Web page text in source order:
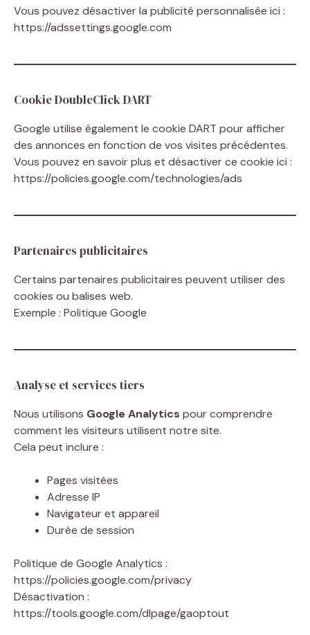
Vous pouvez désactiver la publicité personnalisée ici :
https://adssettings.google.com
Cookie DoubleClick DART
Google utilise également le cookie DART pour afficher
des annonces en fonction de vos visites précédentes.
Vous pouvez en savoir plus et désactiver ce cookie ici :
https://policies.google.com/technologies/ads
Partenaires publicitaires
Certains partenaires publicitaires peuvent utiliser des
cookies ou balises web.
Exemple : Politique Google
Analyse et services tiers
Nous utilisons Google Analytics pour comprendre
comment les visiteurs utilisent notre site.
Cela peut inclure :
Pages visitées
Adresse IP
Navigateur et appareil
Durée de session
Politique de Google Analytics :
https://policies.google.com/privacy
Désactivation :
https://tools.google.com/dlpage/gaoptout